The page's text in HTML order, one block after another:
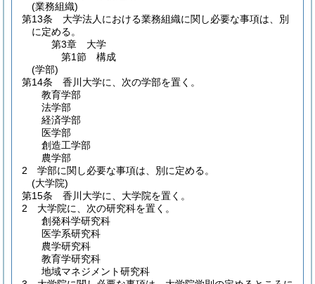
(業務組織)
第13条
大学法人における業務組織に関し必要な事項は、別
に定める。
第3章
大学
第1節
構成
(学部)
第14条
香川大学に、次の学部を置く。
教育学部
法学部
経済学部
医学部
創造工学部
農学部
2
学部に関し必要な事項は、別に定める。
(大学院)
第15条
香川大学に、大学院を置く。
2
大学院に、次の研究科を置く。
創発科学研究科
医学系研究科
農学研究科
教育学研究科
地域マネジメント研究科